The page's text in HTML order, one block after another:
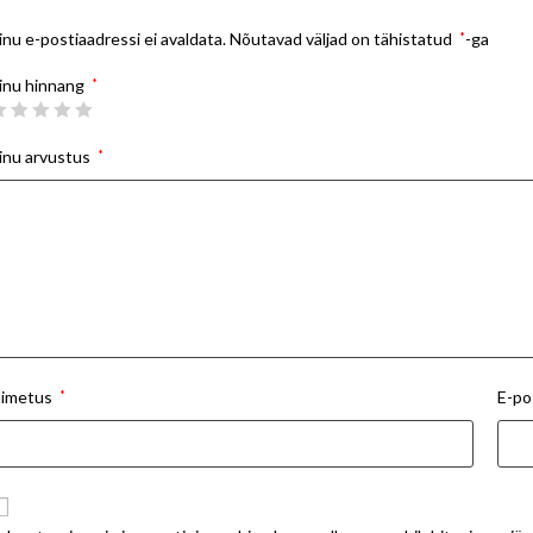
e-postiaadressi ei avaldata.Nõutavad väljad on tähistatud *-ga
hinnang *
arvustus *
* E-